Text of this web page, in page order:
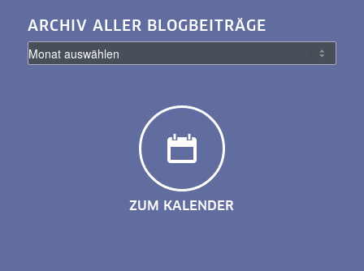
ARCHIV ALLER BLOGBEITRÄGE
ZUM KALENDER